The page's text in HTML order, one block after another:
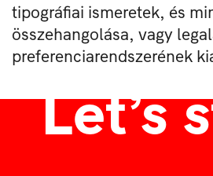
tipográfiai ismeretek, és
összehangolása, vagy
preferenciarendszerének
Let’s